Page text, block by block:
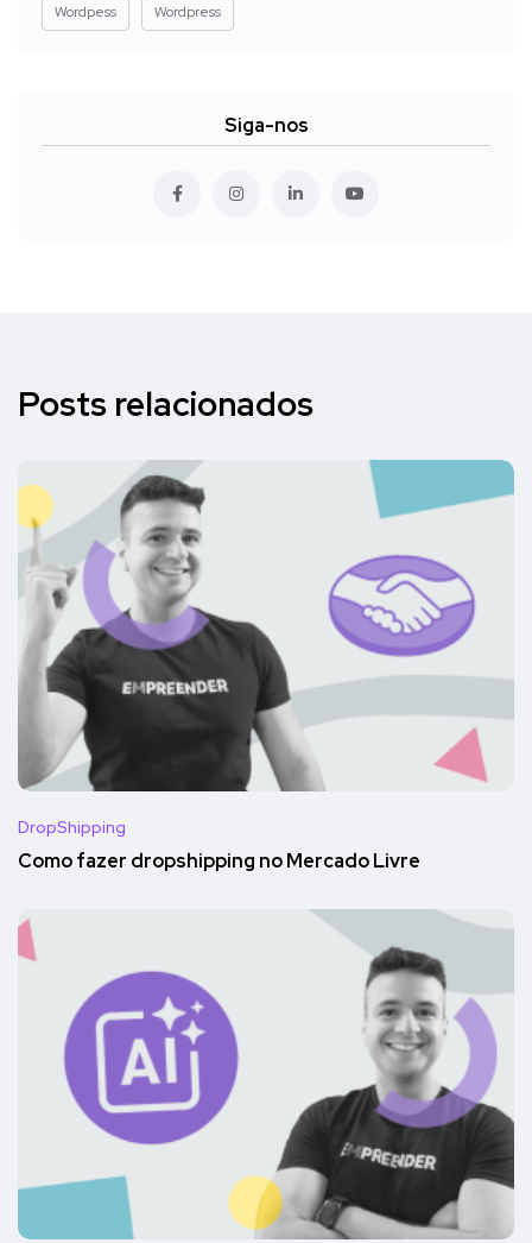
Wordpess Wordpress
Siga-nos
Posts relacionados
DropShipping
Como fazer dropshipping no Mercado Livre